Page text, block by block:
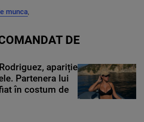
munca,
DE
apariție
Partenera lui
în costum de